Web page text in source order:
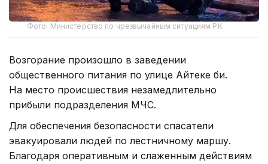
Фото: Министерство по чрезвычайным ситуациям РК
Возгорание произошло в заведении
общественного питания по улице Айтеке би.
На место происшествия незамедлительно
прибыли подразделения МЧС.
Для обеспечения безопасности спасатели
эвакуировали людей по лестничному маршу.
Благодаря оперативным и слаженным действиям